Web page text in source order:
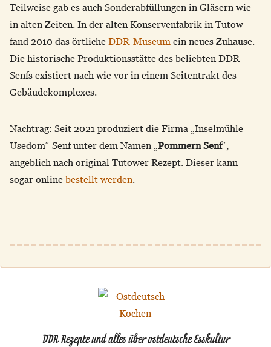
Teilweise gab es auch Sonderabfüllungen in Gläsern wie
in alten Zeiten. In der alten Konservenfabrik in Tutow
fand 2010 das örtliche DDR-Museum ein neues Zuhause.
Die historische Produktionsstätte des beliebten DDR-
Senfs existiert nach wie vor in einem Seitentrakt des
Gebäudekomplexes.
Nachtrag: Seit 2021 produziert die Firma „Inselmühle
Usedom“ Senf unter dem Namen „ Pommern Senf“,
angeblich nach original Tutower Rezept. Dieser kann
sogar onlinebestellt werden.
DDR Rezepte und alles über ostdeutsche Esskultur